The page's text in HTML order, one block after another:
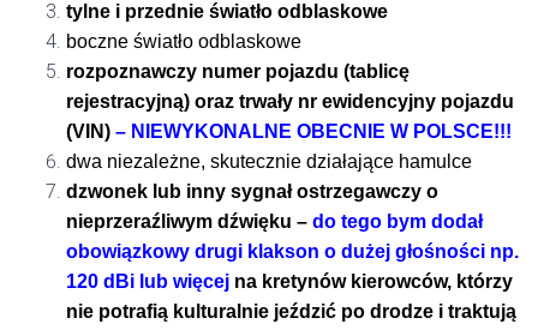
tylne i przednie światło odblaskowe
boczne światło odblaskowe
rozpoznawczy numer pojazdu (tablicę
rejestracyjną) oraz trwały nr ewidencyjny pojazdu
(VIN) – NIEWYKONALNE OBECNIE W POLSCE!!!
dwa niezależne, skutecznie działające hamulce
dzwonek lub inny sygnał ostrzegawczy o
nieprzeraźliwym dźwięku – do tego bym dodał
obowiązkowy drugi klakson o dużej głośności np.
120 dBi lub więcej na kretynów kierowców, którzy
nie potrafią kulturalnie jeździć po drodze i traktują